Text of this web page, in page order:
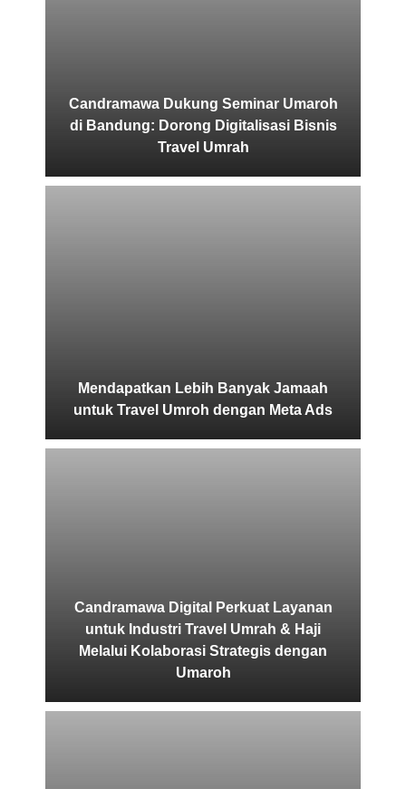
Candramawa Dukung Seminar Umaroh
di Bandung: Dorong Digitalisasi Bisnis
Travel Umrah
Mendapatkan Lebih Banyak Jamaah
untuk Travel Umroh dengan Meta Ads
Candramawa Digital Perkuat Layanan
untuk Industri Travel Umrah & Haji
Melalui Kolaborasi Strategis dengan
Umaroh